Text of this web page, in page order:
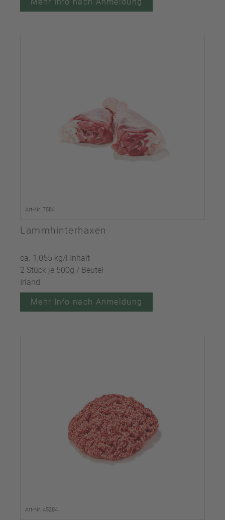
Art-Nr. 7584
Lammhinterhaxen
ca. 1,055 kg/l Inhalt
2 Stück je 500g / Beutel
Irland
Mehr Info nach Anmeldung
Art-Nr. 45284